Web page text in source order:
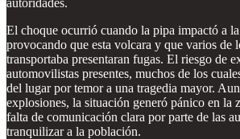
El choque ocurrió cuando la pipa impactó a
provocando que esta volcara y que varios de
transportaba presentaran fugas. El riesgo de
automovilistas presentes, muchos de los
del lugar por temor a una tragedia mayor.
explosiones, la situación generó pánico en la
falta de comunicación clara por parte de las
tranquilizar a la población.